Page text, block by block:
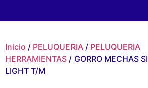
Inicio / PELUQUERIA / PELUQUERIA
HERRAMIENTAS / GORRO MECHAS
LIGHT T/M